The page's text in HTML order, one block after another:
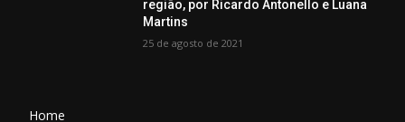
região, por Ricardo Antonello e Luana
Martins
25 de agosto de 2021
Home